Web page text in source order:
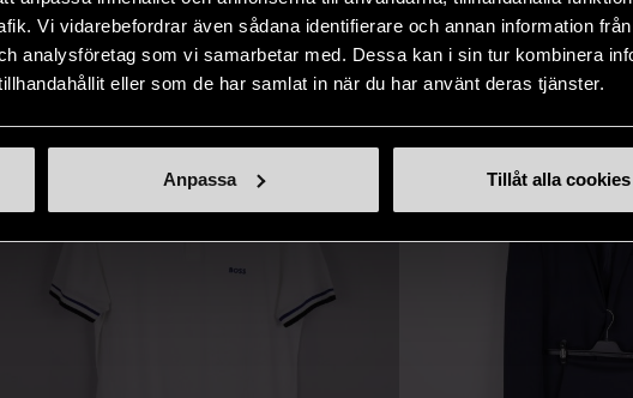
Vi vidarebefordrar även sådana identifierare och annan information
analysföretag som vi samarbetar med. Dessa kan i sin tur kombinera
eller som de har samlat in när du har använt deras tjänster.
Anpassa Tillåt alla cookies
produkter som påminner om denna